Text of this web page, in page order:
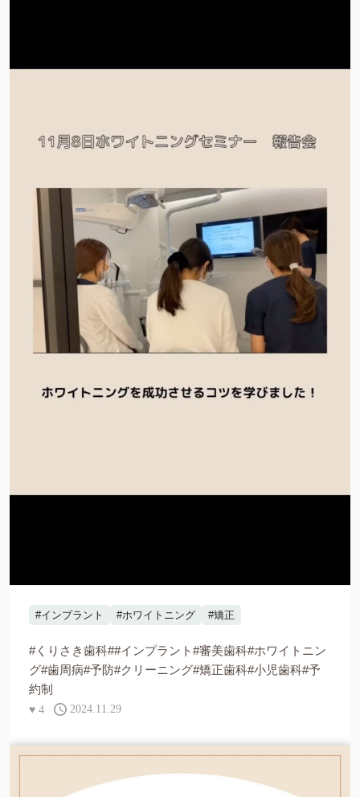
#インプラント #ホワイトニング #矯正
#くりさき歯科##インプラント#審美歯科#ホワイトニン
グ#歯周病#予防#クリーニング#矯正歯科#小児歯科#予
約制
♥ 4 2024.11.29